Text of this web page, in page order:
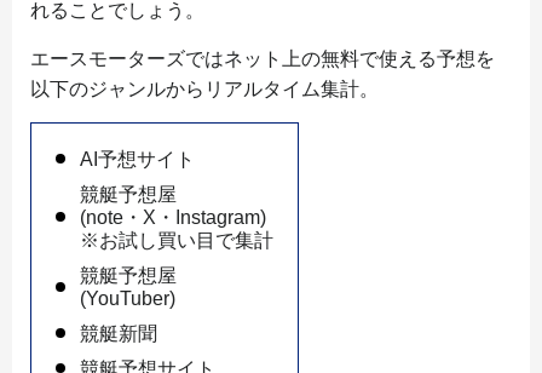
れることでしょう。
エースモーターズではネット上の無料で使える予想を
以下のジャンルからリアルタイム集計。
AI予想サイト
競艇予想屋
(note・X・Instagram)
※お試し買い目で集計
競艇予想屋
(YouTuber)
競艇新聞
競艇予想サイト